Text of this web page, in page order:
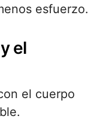
esfuerzo.
el
el cuerpo